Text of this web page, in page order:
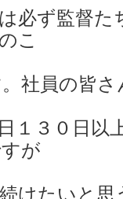
必ず監督
こ
社員の皆
１３０日以
が
けたいと